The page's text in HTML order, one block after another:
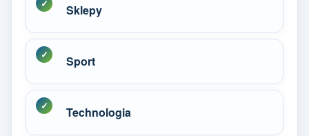
Sklepy
Sport
Technologia